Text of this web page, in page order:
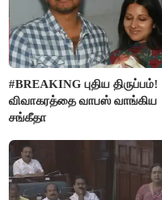
#BREAKING புதிய திருப்பம்!
விவாகரத்தை வாபஸ் வாங்கிய
சங்கீதா